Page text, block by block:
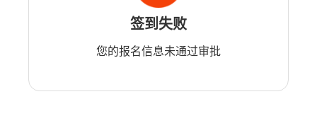
签到失败
您的报名信息未通过审批